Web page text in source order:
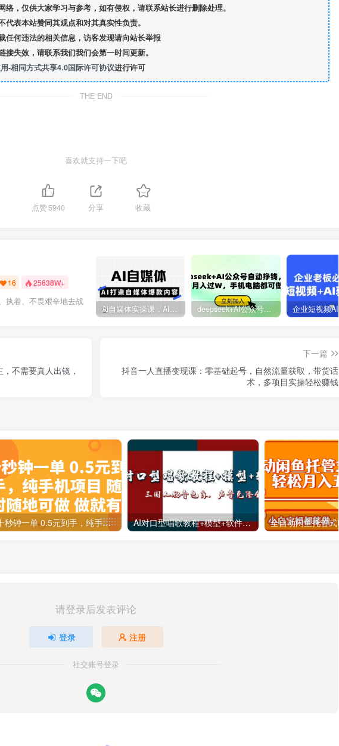
，仅供大家学习与参考，如有侵权，请联系站长进行删除处理。
表本站赞同其观点和对其真实性负责。
任何违法的相关信息，访客发现请向站长举报
失效，请联系我们我们会第一时间更新。
-相同方式共享4.0国际许可协议进行许可
THE END
喜欢就支持一下吧
点赞5940 分享 收藏
16 25638W+
执着、不畏艰辛地去战
Ai自媒体实操课，AI打造自媒体爆款内容 deepseek+AI公众号自动挣钱，轻松月入过W，手机电脑都可做
不需要真人出镜，
下一篇
抖音一人直播变现课：零基础起号，自然流量获取，带货话
术，多项目实操轻松赚钱
十秒钟一单 0.5元到手，纯手机项目 随时随地可做 做就有 AI对口型唱歌教程+模型+软件，三国人物音色库，声音克隆全流程
请登录后发表评论
登录 注册
社交账号登录